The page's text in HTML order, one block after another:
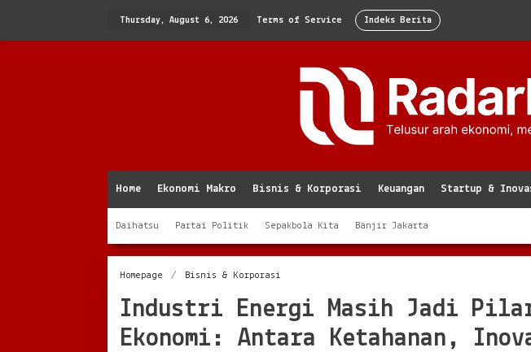
Thursday, August 6, 2026 Terms of Service Indeks Berita
Home Ekonomi Makro Bisnis & Korporasi Keuangan Startup &
Daihatsu Partai Politik Sepakbola Kita Banjir Jakarta
Homepage / Bisnis & Korporasi
Masih
Jadi
Pilar
Utama
Industri Energi Masih Jadi Pilar
Ekonomi: Antara Ketahanan,